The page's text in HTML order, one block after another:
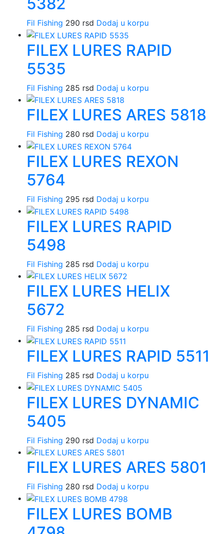
Fil Fishing 290 rsd Dodaj u korpu
FILEX LURES RAPID
5535
Fil Fishing 285 rsd Dodaj u korpu
FILEX LURES ARES 5818
Fil Fishing 280 rsd Dodaj u korpu
FILEX LURES REXON
5764
Fil Fishing 295 rsd Dodaj u korpu
FILEX LURES RAPID
5498
Fil Fishing 285 rsd Dodaj u korpu
FILEX LURES HELIX
5672
Fil Fishing 285 rsd Dodaj u korpu
FILEX LURES RAPID 5511
Fil Fishing 285 rsd Dodaj u korpu
FILEX LURES DYNAMIC
5405
Fil Fishing 290 rsd Dodaj u korpu
FILEX LURES ARES 5801
Fil Fishing 280 rsd Dodaj u korpu
FILEX LURES BOMB